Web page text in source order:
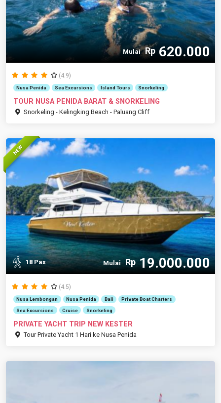
Mulai Rp620.000
(4.9)
Nusa Penida Sea Excursions Island Tours Snorkeling
TOUR NUSA PENIDA BARAT & SNORKELING
Snorkeling - Kelingking Beach - Paluang Cliff
NEW
18 Pax Mulai Rp19.000.000
(4.5)
Nusa Lembongan Nusa Penida Bali Private Boat Charters
Sea Excursions Cruise Snorkeling
PRIVATE YACHT TRIP NEW KESTER
Tour Private Yacht 1 Hari ke Nusa Penida